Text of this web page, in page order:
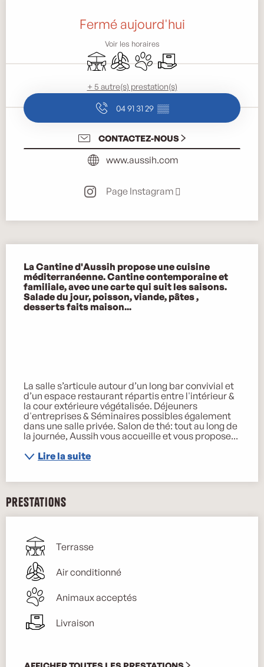
Fermé aujourd'hui
Voir les horaires
TerrasseAir conditionné
Animaux acceptés
Livraison
+ 5 autre(s) prestation(s)
04 91 31 29 ▒▒
CONTACTEZ-NOUS
www.aussih.com
Page Instagram
La Cantine d'Aussih propose une cuisine
méditerranéenne. Cantine contemporaine et
familiale, avec une carte qui suit les saisons.
Salade du jour, poisson, viande, pâtes ,
desserts faits maison...
La salle s’articule autour d’un long bar convivial et
d’un espace restaurant répartis entre l'intérieur &
la cour extérieure végétalisée. Déjeuners
d'entreprises & Séminaires possibles également
dans une salle privée. Salon de thé: tout au long de
la journée, Aussih vous accueille et vous propose...
Lire la suite
Prestations
Terrasse
Air conditionné
Animaux acceptés
Livraison